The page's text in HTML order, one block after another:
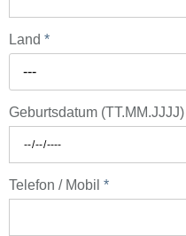
Land *
---
Geburtsdatum (TT.MM.JJJJ)
Telefon / Mobil *